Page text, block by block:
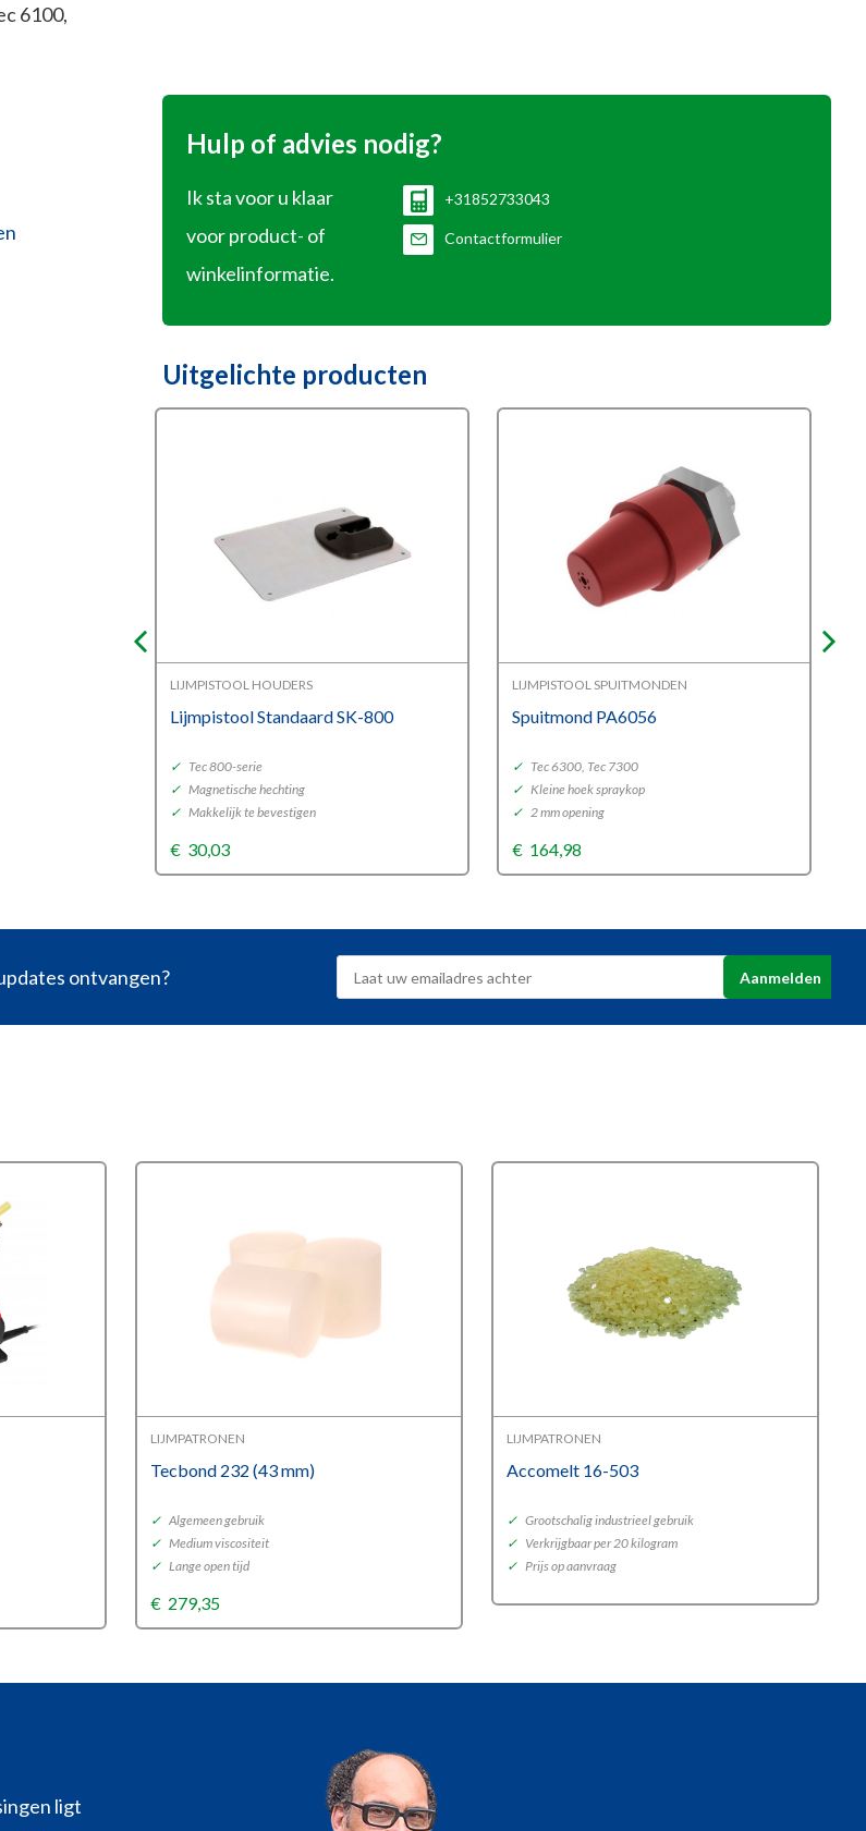
Hulp of advies nodig?
Ik sta voor u klaar
voor product- of
winkelinformatie.
+31852733043
Contactformulier
Uitgelichte producten
LIJMPISTOOL HOUDERS
Lijmpistool Standaard SK-800
✓ Tec 800-serie
✓ Magnetische hechting
✓ Makkelijk te bevestigen
€ 30,03
LIJMPISTOOL SPUITMONDEN
Spuitmond PA6056
✓ Tec 6300, Tec 7300
✓ Kleine hoek spraykop
✓ 2 mm opening
€ 164,98
6100,
ontvangen?
LIJMPATRONEN
Tecbond 232 (43 mm)
✓ Algemeen gebruik
✓ Medium viscositeit
✓ Lange open tijd
€ 279,35
LIJMPATRONEN
Accomelt 16-503
✓ Grootschalig industrieel gebruik
✓ Verkrijgbaar per 20 kilogram
✓ Prijs op aanvraag
ligt